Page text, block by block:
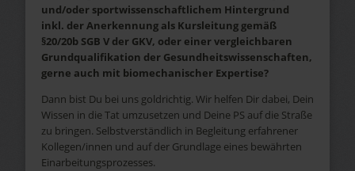
und/oder sportwissenschaftlichem Hintergrund
inkl. der Anerkennung als Kursleitung gemäß
§20/20b SGB V der GKV, oder einer vergleichbaren
Grundqualifikation der Gesundheitswissenschaften,
gerne auch mit biomechanischer Expertise?
Dann bist Du bei uns goldrichtig. Wir helfen Dir dabei, Dein
Wissen in die Tat umzusetzen und Deine PS auf die Straße
zu bringen. Selbstverständlich in Begleitung erfahrener
Kollegen/innen und auf der Grundlage eines bewährten
Einarbeitungsprozesses.